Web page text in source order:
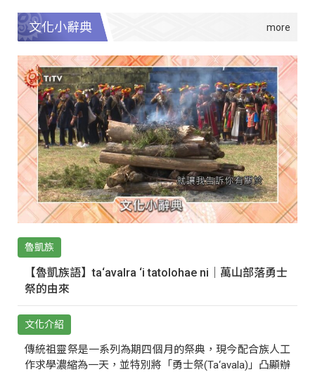
文化小辭典
魯凱族
【魯凱族語】ta‘avalra ‘i tatolohae ni｜萬山部落勇士
祭的由來
文化介紹
傳統祖靈祭是一系列為期四個月的祭典，現今配合族人工
作求學濃縮為一天，並特別將「勇士祭(Ta‘avala)」凸顯辦